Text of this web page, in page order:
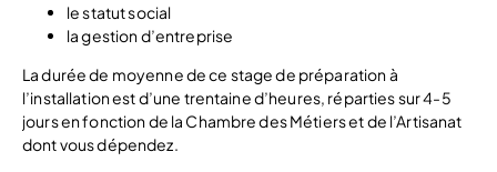
le statut social
la gestion d’entreprise
La durée de moyenne de ce stage de préparation à
l’installation est d’une trentaine d’heures, réparties sur 4-5
jours en fonction de la Chambre des Métiers et de l’Artisanat
dont vous dépendez.